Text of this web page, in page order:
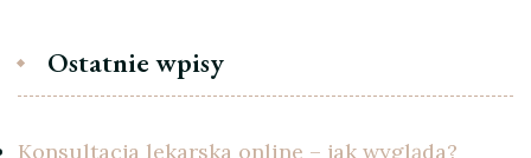
Ostatnie wpisy
Konsultacja lekarska online – jak wygląda?